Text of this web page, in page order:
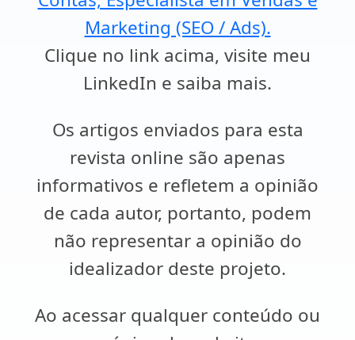
Marketing (SEO / Ads).
Clique no link acima, visite meu
LinkedIn e saiba mais.
Os artigos enviados para esta
revista online são apenas
informativos e refletem a opinião
de cada autor, portanto, podem
não representar a opinião do
idealizador deste projeto.
Ao acessar qualquer conteúdo ou